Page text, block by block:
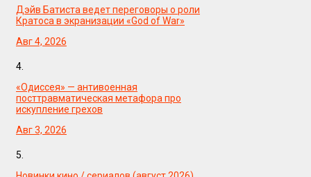
Дэйв Батиста ведет переговоры о роли
Кратоса в экранизации «God of War»
Авг 4, 2026
4.
«Одиссея» — антивоенная
посттравматическая метафора про
искупление грехов
Авг 3, 2026
5.